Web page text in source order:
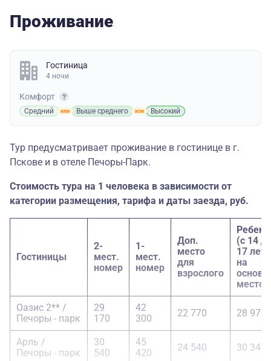
Проживание
Гостиница
4 ночи
Комфорт
Средний Выше среднего Высокий
Тур предусматривает проживание в гостинице в г.
Пскове и в отеле Печоры-Парк.
Стоимость тура на 1 человека в зависимости от
категории размещения, тарифа и даты заезда, руб.
Гостиницы
2-
мест.
номер
1-
мест.
номер
Доп.
место
для
взрослого
(с 14
17 лет)
на
место
Оазис 2** /
Печоры - парк
29
170
42
300
22 770 28 970
Арль /
Печоры - парк
30
540
45
420
24 540 30 340